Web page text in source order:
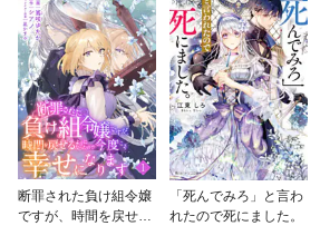
断罪された負け組令嬢
ですが、時間を戻せる
「死んでみろ」と言わ
れたので死にました。